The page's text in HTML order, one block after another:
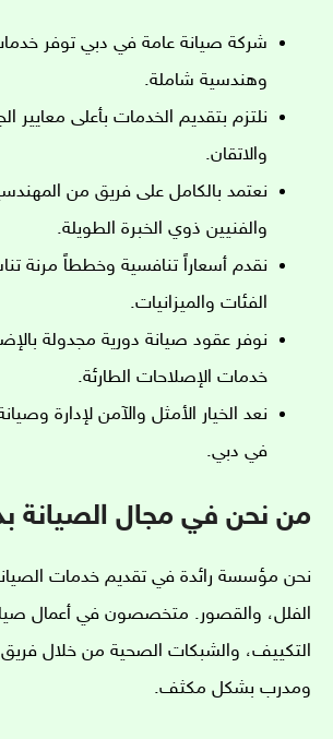
شركة صيانة عامة في دبي توفر
وهندسية شاملة.
نلتزم بتقديم الخدمات بأعلى معايير
والاتقان.
نعتمد بالكامل على فريق من
والفنيين ذوي الخبرة الطويلة.
نقدم أسعاراً تنافسية وخططاً مرنة
الفئات والميزانيات.
نوفر عقود صيانة دورية مجدولة
خدمات الإصلاحات الطارئة.
نعد الخيار الأمثل والآمن لإدارة
في دبي.
من نحن في مجال الصيانة
نحن مؤسسة رائدة في تقديم خدمات الصيانة
الفلل، والقصور. متخصصون في أعمال
التكييف، والشبكات الصحية من خلال
ومدرب بشكل مكثف.